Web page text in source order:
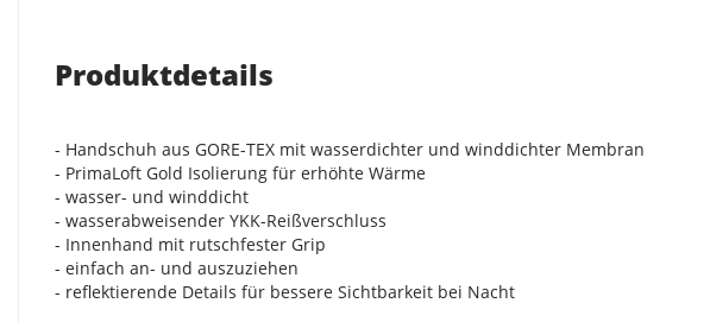
Produktdetails
- Handschuh aus GORE-TEX mit wasserdichter und winddichter Membran
- PrimaLoft Gold Isolierung für erhöhte Wärme
- wasser- und winddicht
- wasserabweisender YKK-Reißverschluss
- Innenhand mit rutschfester Grip
- einfach an- und auszuziehen
- reflektierende Details für bessere Sichtbarkeit bei Nacht